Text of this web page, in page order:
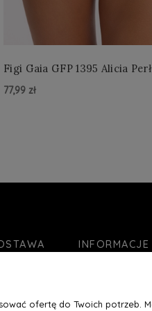
Figi Gaia GFP 1395 Alicia
77,99 zł
INFORMACJE
ofertę do Twoich potrzeb.